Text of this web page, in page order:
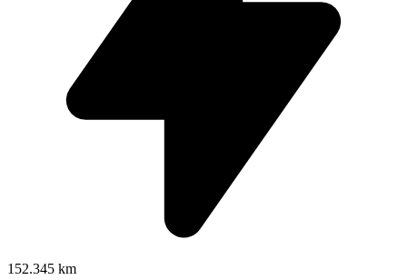
152.345 km